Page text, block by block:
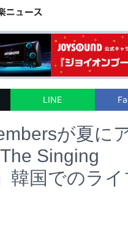
LINE
が夏に
Singing
韓国でのラ